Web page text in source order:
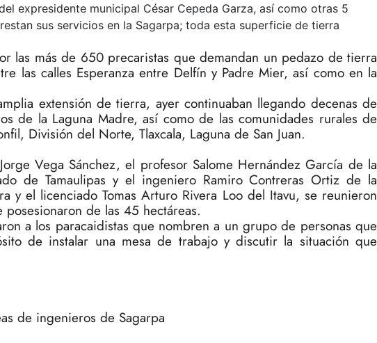
expresidente municipal César Cepeda Garza, así como otras 5
sus servicios en la Sagarpa; toda esta superficie de tierra
las más de 650 precaristas que demandan un pedazo de tierra
las calles Esperanza entre Delfín y Padre Mier, así como en la
extensión de tierra, ayer continuaban llegando decenas de
de la Laguna Madre, así como de las comunidades rurales de
División del Norte, Tlaxcala, Laguna de San Juan.
Vega Sánchez, el profesor Salome Hernández García de la
de Tamaulipas y el ingeniero Ramiro Contreras Ortiz de la
y el licenciado Tomas Arturo Rivera Loo del Itavu, se reunieron
de las 45 hectáreas.
a los paracaidistas que nombren a un grupo de personas que
de instalar una mesa de trabajo y discutir la situación que
de ingenieros de Sagarpa